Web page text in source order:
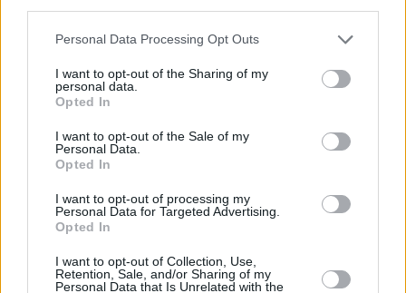
Personal Data Processing Opt Outs
I want to opt-out of the Sharing of my
personal data.
Opted In
I want to opt-out of the Sale of my
Personal Data.
Opted In
I want to opt-out of processing my
Personal Data for Targeted Advertising.
Opted In
I want to opt-out of Collection, Use,
Retention, Sale, and/or Sharing of my
Personal Data that Is Unrelated with the
controllo, il giovane straniero ha abbandonato la refurtiva
correndo nelle campagne circostanti ma è stato inseguito e
Previous article
Prodotti sequestrati
Un 27enne di Pavullo